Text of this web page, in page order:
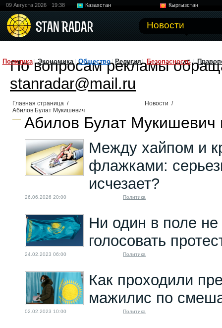
09 Августа 2026 19:38 Казахстан
Кыргызстан
Новости
Политика Экономика Общество Религия Безопасность
По вопросам рекламы
stanradar@mail.ru
Главная страница / Новости /
Абилов Булат Мукишевич
Абилов Булат Мукишевич
Между хайпом и
флажками:
исчезает?
26.06.2026 20:00 Политика
Ни один в поле не
голосовать
24.02.2023 06:00 Политика
Как проходили
мажилис по
02.02.2023 10:00 Политика